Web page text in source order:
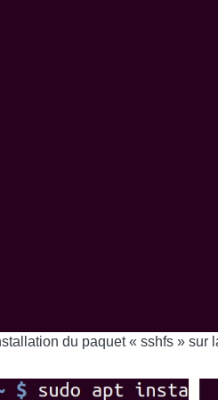
du paquet « sshfs » sur